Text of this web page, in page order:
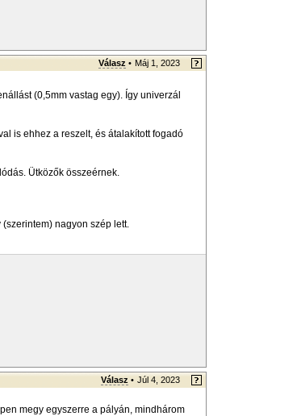
Válasz • Máj 1, 2023
(0,5mm vastag egy). Így univerzál
is ehhez a reszelt, és átalakított fogadó
Ütközők összeérnek.
nagyon szép lett.
Válasz • Júl 4, 2023
megy egyszerre a pályán, mindhárom